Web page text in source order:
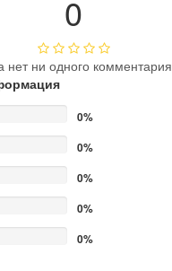
0
нет ни одного комментария
0%
0%
0%
0%
0%